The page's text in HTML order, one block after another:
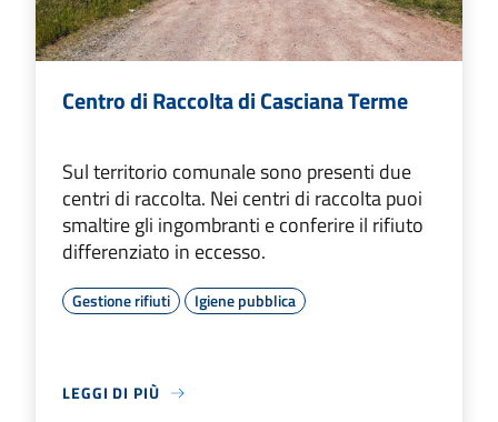
Centro di Raccolta di Casciana Terme
Sul territorio comunale sono presenti due
centri di raccolta. Nei centri di raccolta puoi
smaltire gli ingombranti e conferire il rifiuto
differenziato in eccesso.
Gestione rifiuti Igiene pubblica
LEGGI DI PIÙ